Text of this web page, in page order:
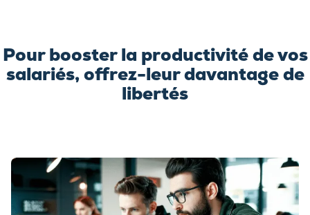
Pour booster la productivité de vos
salariés, offrez-leur davantage de
libertés